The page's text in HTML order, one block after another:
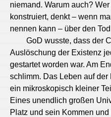
niemand. Warum auch?
konstruiert, denkt – wenn
nennen kann – über den
GoD wusste, dass der
Auslöschung der Existenz
gestartet worden war. Am
schlimm. Das Leben auf
ein mikroskopisch kleiner
Eines unendlich großen
Platz und sein Kommen